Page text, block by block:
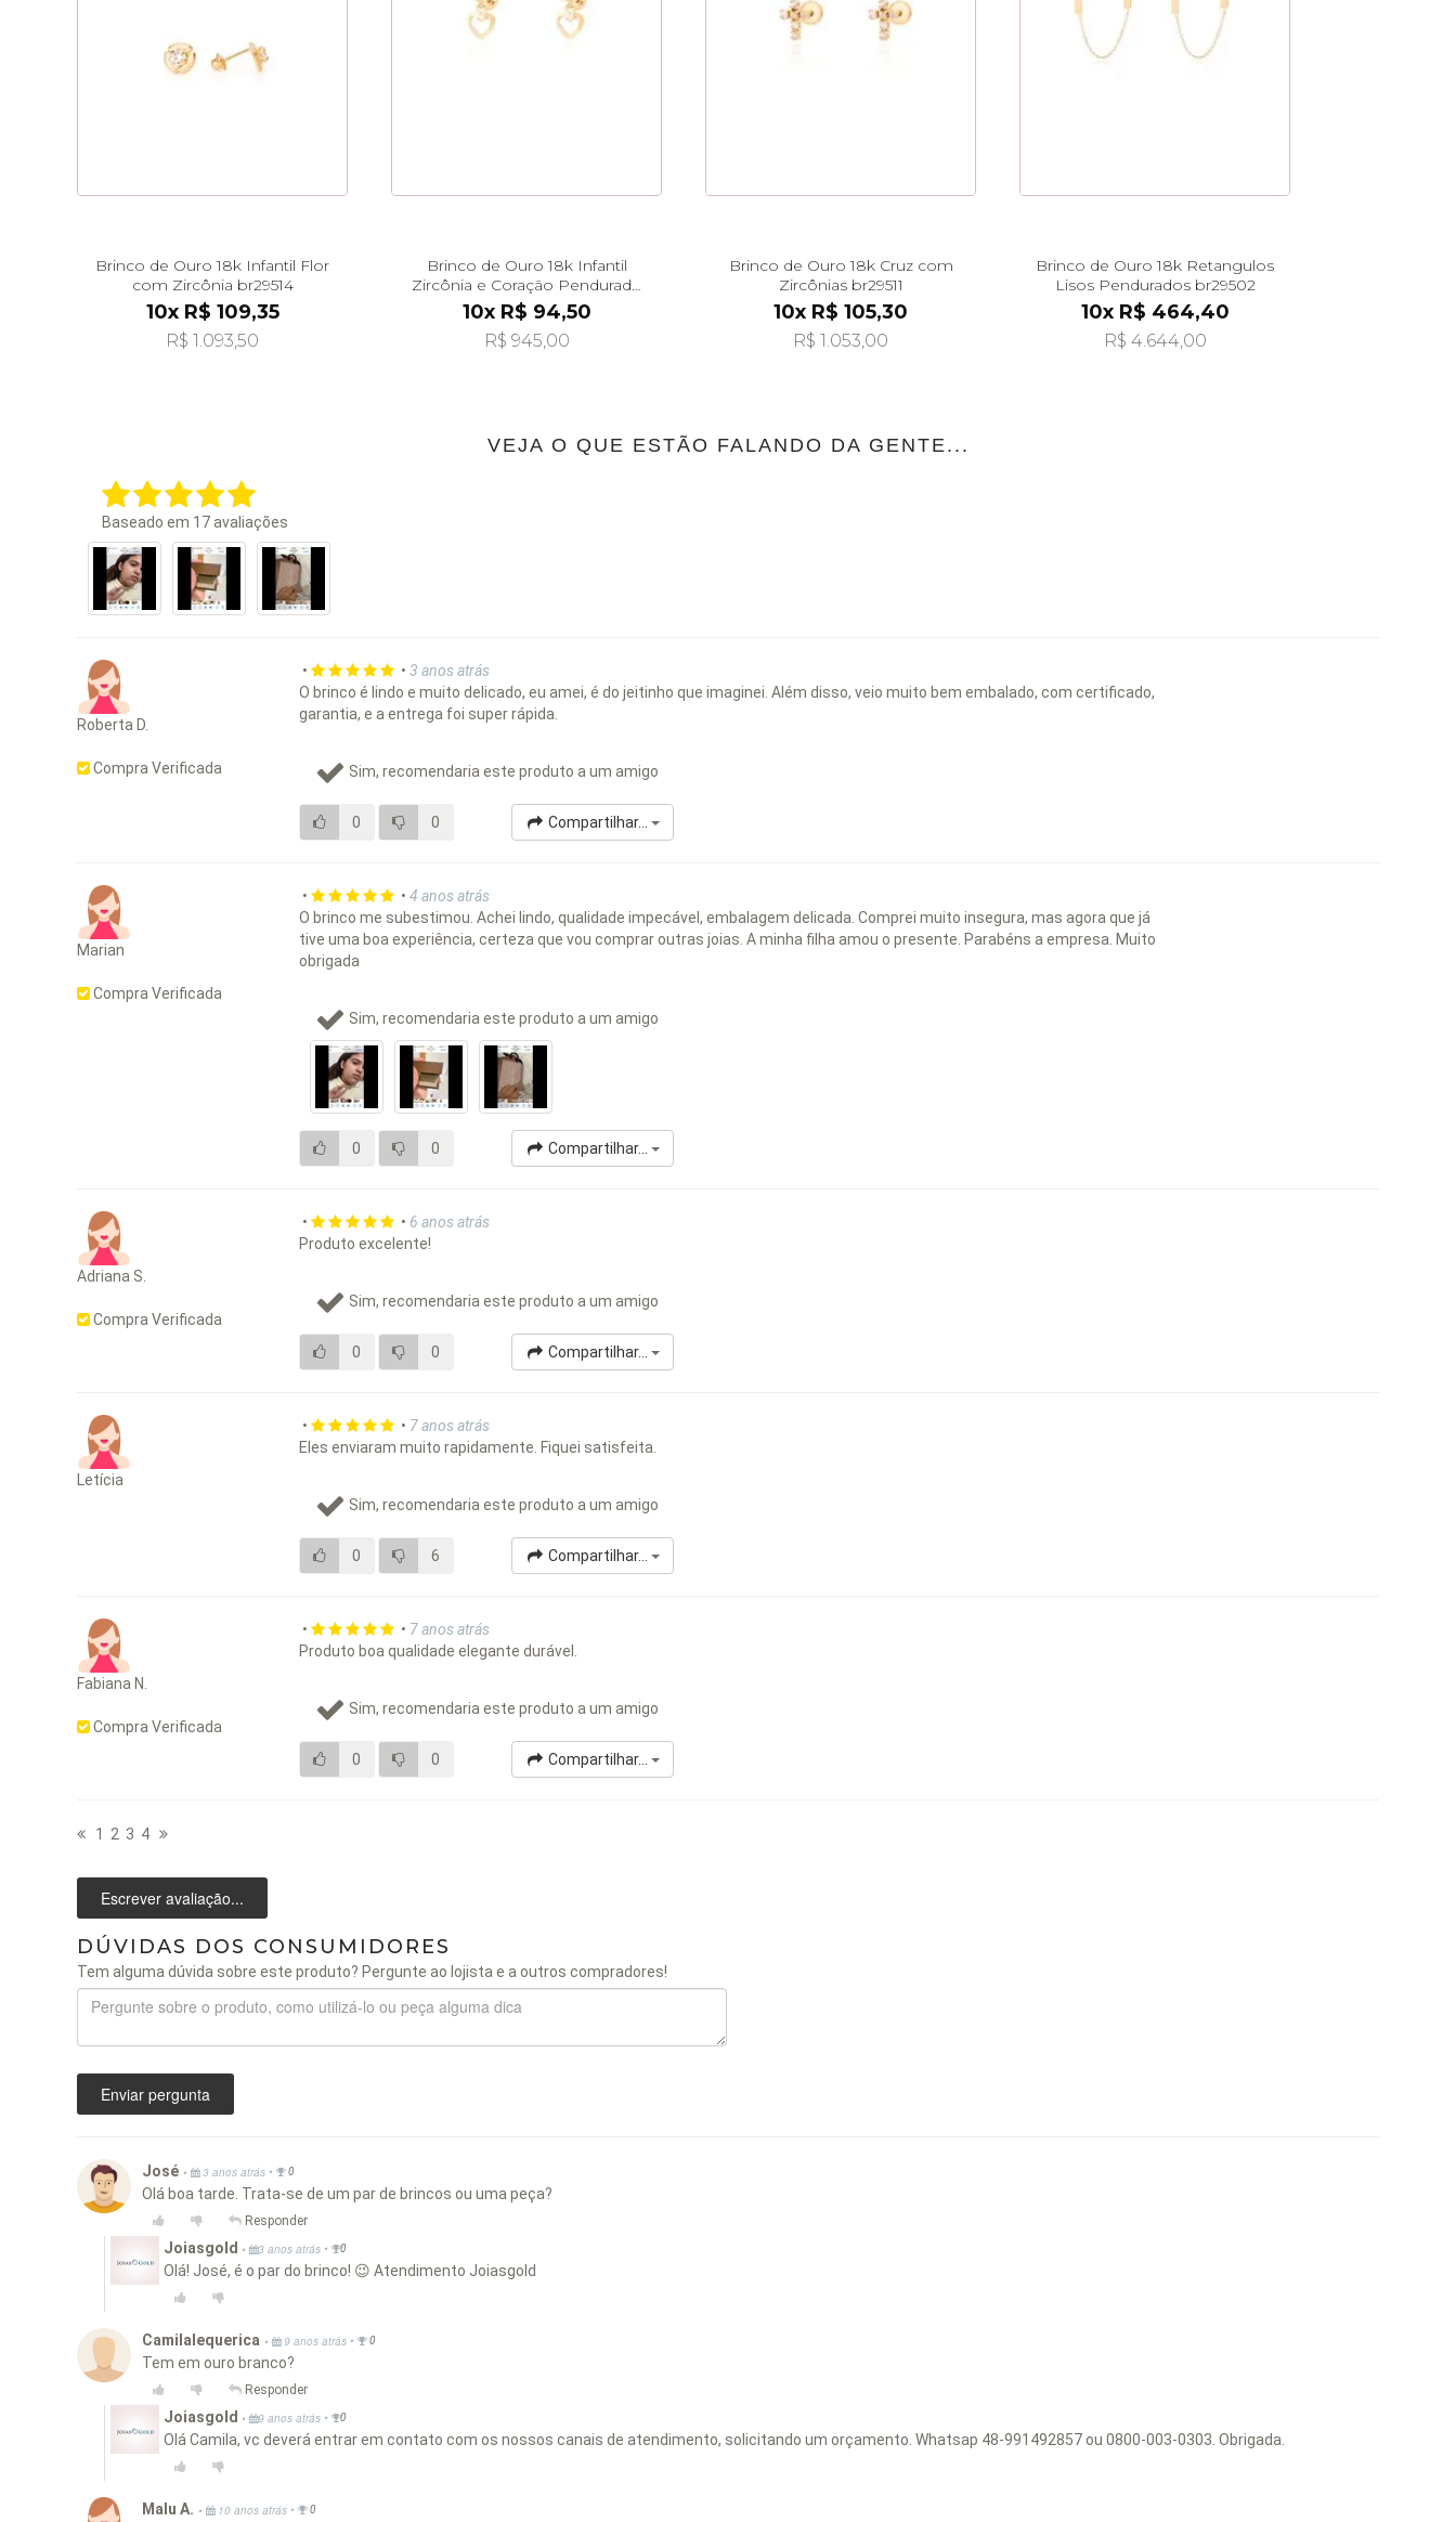
Brinco de Ouro 18k Infantil Flor
com Zircônia br29514
10x R$ 109,35
R$ 1.093,50
Brinco de Ouro 18k Infantil
Zircônia e Coração Pendurado
br29495
10x R$ 94,50
R$ 945,00
Brinco de Ouro 18k Cruz com
Zircônias br29511
10x R$ 105,30
R$ 1.053,00
Brinco de Ouro 18k Retangulos
Lisos Pendurados br29502
10x R$ 464,40
R$ 4.644,00
VEJA O QUE ESTÃO FALANDO DA GENTE...
Baseado em 17avaliações
Roberta D.
Compra Verificada
• •3 anos atrás
O brinco é lindo e muito delicado, eu amei, é do jeitinho que imaginei. Além disso, veio muito bem embalado, com certificado,
garantia, e a entrega foi super rápida.
Sim, recomendaria este produto a um amigo
0 0 Compartilhar...
Marian
Compra Verificada
• •4 anos atrás
O brinco me subestimou. Achei lindo, qualidade impecável, embalagem delicada. Comprei muito insegura, mas agora que já
tive uma boa experiência, certeza que vou comprar outras joias. A minha filha amou o presente. Parabéns a empresa. Muito
obrigada
Sim, recomendaria este produto a um amigo
0 0 Compartilhar...
Adriana S.
Compra Verificada
• • 6 anos atrás
Produto excelente!
Sim, recomendaria este produto a um amigo
0 0 Compartilhar...
Letícia
• • 7 anos atrás
Eles enviaram muito rapidamente. Fiquei satisfeita.
Sim, recomendaria este produto a um amigo
0 6 Compartilhar...
Fabiana N.
Compra Verificada
• • 7 anos atrás
Produto boa qualidade elegante durável.
Sim, recomendaria este produto a um amigo
0 0 Compartilhar...
1 2 3 4
Escrever avaliação...
DÚVIDAS DOS CONSUMIDORES
Tem alguma dúvida sobre este produto? Pergunte ao lojista e a outros compradores!
Enviar pergunta
José • 3 anos atrás • 0
Olá boa tarde. Trata-se de um par de brincos ou uma peça?
Responder
Joiasgold • 3 anos atrás • 0
Olá! José, é o par do brinco! 😉 Atendimento Joiasgold
Camilalequerica • 9 anos atrás • 0
Tem em ouro branco?
Responder
Joiasgold • 9 anos atrás • 0
Olá Camila, vc deverá entrar em contato com os nossos canais de atendimento, solicitando um orçamento. Whatsap 48-991492857 ou 0800-003-0303. Obrigada.
Malu A. • 10 anos atrás • 0